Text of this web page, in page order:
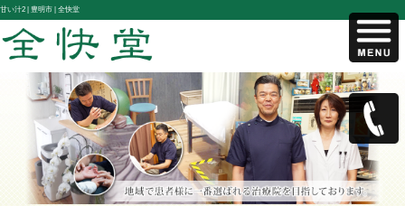
甘い汁2 |豊明市 | 全快堂